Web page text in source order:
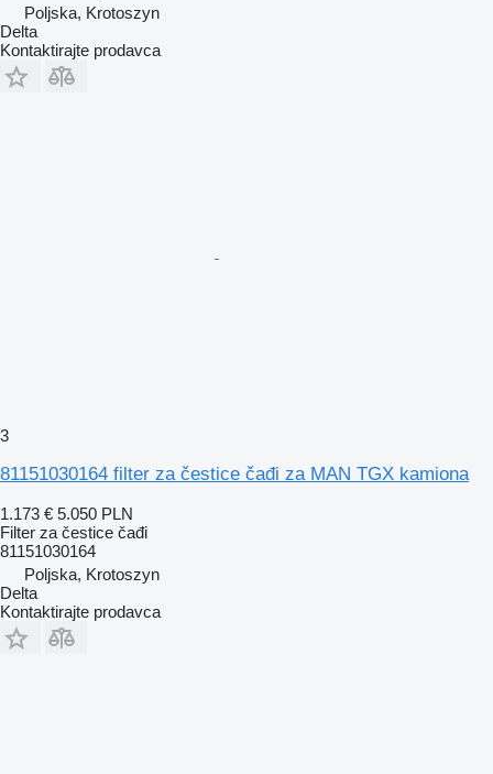
Poljska, Krotoszyn
Delta
Kontaktirajte prodavca
3
81151030164 filter za čestice čađi za MAN TGX kamiona
1.173 € 5.050 PLN
Filter za čestice čađi
81151030164
Poljska, Krotoszyn
Delta
Kontaktirajte prodavca